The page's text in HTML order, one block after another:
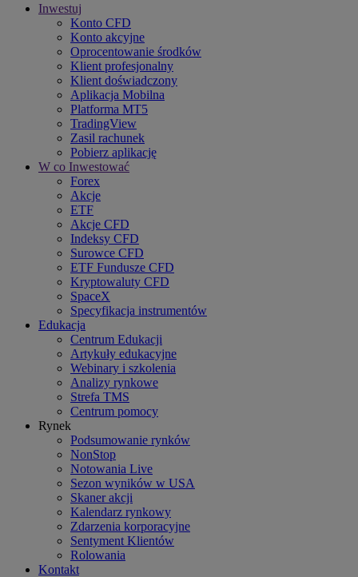
Inwestuj
Konto CFD
Konto akcyjne
Oprocentowanie środków
Klient profesjonalny
Klient doświadczony
Aplikacja Mobilna
Platforma MT5
TradingView
Zasil rachunek
Pobierz aplikację
W co Inwestować
Forex
Akcje
ETF
Akcje CFD
Indeksy CFD
Surowce CFD
ETF Fundusze CFD
Kryptowaluty CFD
SpaceX
Specyfikacja instrumentów
Edukacja
Centrum Edukacji
Artykuły edukacyjne
Webinary i szkolenia
Analizy rynkowe
Strefa TMS
Centrum pomocy
Rynek
Podsumowanie rynków
NonStop
Notowania Live
Sezon wyników w USA
Skaner akcji
Kalendarz rynkowy
Zdarzenia korporacyjne
Sentyment Klientów
Rolowania
Kontakt